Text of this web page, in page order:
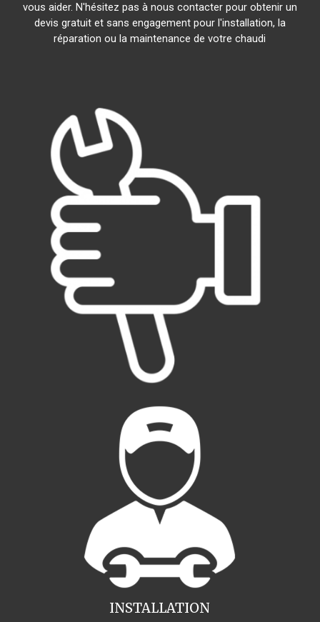
vous aider. N'hésitez pas à nous contacter pour obtenir un
devis gratuit et sans engagement pour l'installation, la
réparation ou la maintenance de votre chaudi
INSTALLATION